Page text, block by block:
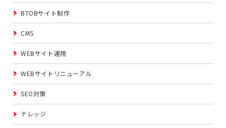
BTOBサイト制作
CMS
WEBサイト運用
WEBサイトリニューアル
SEO対策
ナレッジ